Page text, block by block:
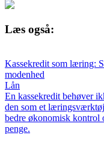
Læs også:
Kassekredit som læring:
modenhed
Lån
En kassekredit behøver
den som et
bedre økonomisk kontrol
penge.